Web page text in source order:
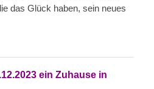
das Glück haben, sein neues
ein Zuhause in